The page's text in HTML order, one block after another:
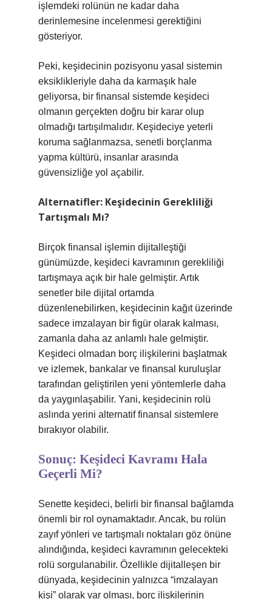
işlemdeki rolünün ne kadar daha
derinlemesine incelenmesi gerektiğini
gösteriyor.
Peki, keşidecinin pozisyonu yasal sistemin
eksiklikleriyle daha da karmaşık hale
geliyorsa, bir finansal sistemde keşideci
olmanın gerçekten doğru bir karar olup
olmadığı tartışılmalıdır. Keşideciye yeterli
koruma sağlanmazsa, senetli borçlanma
yapma kültürü, insanlar arasında
güvensizliğe yol açabilir.
Alternatifler: Keşidecinin Gerekliliği
Tartışmalı Mı?
Birçok finansal işlemin dijitalleştiği
günümüzde, keşideci kavramının gerekliliği
tartışmaya açık bir hale gelmiştir. Artık
senetler bile dijital ortamda
düzenlenebilirken, keşidecinin kağıt üzerinde
sadece imzalayan bir figür olarak kalması,
zamanla daha az anlamlı hale gelmiştir.
Keşideci olmadan borç ilişkilerini başlatmak
ve izlemek, bankalar ve finansal kuruluşlar
tarafından geliştirilen yeni yöntemlerle daha
da yaygınlaşabilir. Yani, keşidecinin rolü
aslında yerini alternatif finansal sistemlere
bırakıyor olabilir.
Sonuç: Keşideci Kavramı Hala
Geçerli Mi?
Senette keşideci, belirli bir finansal bağlamda
önemli bir rol oynamaktadır. Ancak, bu rolün
zayıf yönleri ve tartışmalı noktaları göz önüne
alındığında, keşideci kavramının gelecekteki
rolü sorgulanabilir. Özellikle dijitalleşen bir
dünyada, keşidecinin yalnızca “imzalayan
kişi” olarak var olması, borç ilişkilerinin